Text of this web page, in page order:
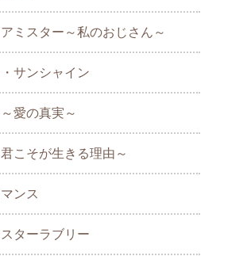
ミスター～私のおじさん～
サンシャイン
愛の真実～
こそが生きる理由～
ンス
ターラブリー